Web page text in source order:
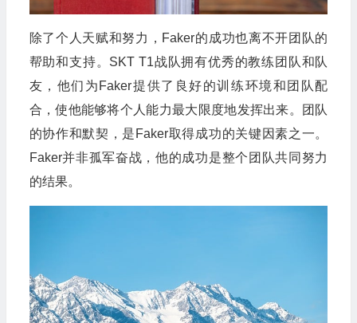
除了个人天赋和努力，Faker的成功也离不开团队的
帮助和支持。SKT T1战队拥有优秀的教练团队和队
友，他们为Faker提供了良好的训练环境和团队配
合，使他能够将个人能力最大限度地发挥出来。团队
的协作和默契，是Faker取得成功的关键因素之一。
Faker并非孤军奋战，他的成功是整个团队共同努力
的结果。